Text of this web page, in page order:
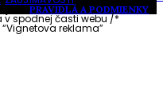
PRAVIDLÁ A PODMIENKY
v spodnej časti webu/*
reklama”